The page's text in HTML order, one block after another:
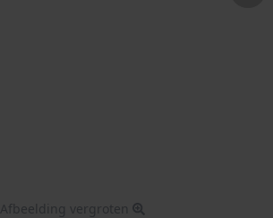
Afbeelding vergroten